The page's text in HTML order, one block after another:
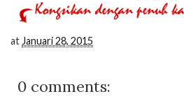
at Januari 28, 2015
0 comments: